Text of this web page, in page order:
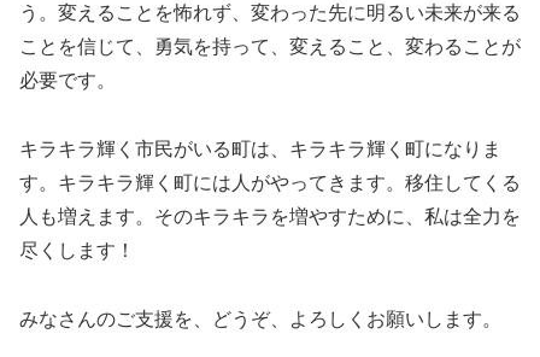
う。変えることを怖れず、変わった先に明るい未来が来る
ことを信じて、勇気を持って、変えること、変わることが
必要です。
キラキラ輝く市民がいる町は、キラキラ輝く町になりま
す。キラキラ輝く町には人がやってきます。移住してくる
人も増えます。そのキラキラを増やすために、私は全力を
尽くします！
みなさんのご支援を、どうぞ、よろしくお願いします。